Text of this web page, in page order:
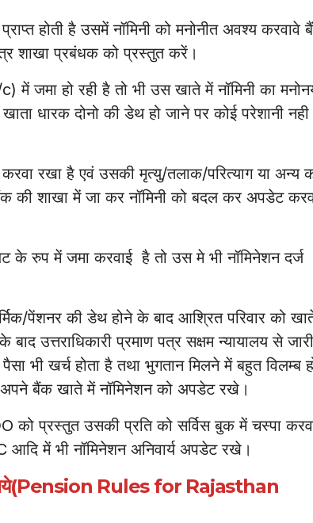
होती है उसमें नॉमिनी को मनोनीत अवश्य करवावे
शाखा प्रबंधक को प्रस्तुत करें।
हो रही है तो भी उस खाते में नॉमिनी का
धारक दोनो की डेथ हो जाने पर कोई परेशानी नही
रखा है एवं उसकी मृत्यु/तलाक/परित्याग या अन्य
की शाखा में जा कर नॉमिनी को बदल कर अपडेट
के रुप में जमा करवाई है तो उस मे भी नॉमिनेशन दर्ज
पेंशनर की डेथ होने के बाद आश्रित परिवार को
उत्तराधिकारी प्रमाण पत्र सक्षम न्यायालय से जारी
भी खर्च होता है तथा भुगतान मिलने में बहुत विलम्ब
बैंक खाते में नॉमिनेशन को अपडेट रखे।
को प्रस्तुत उसकी प्रति को सर्विस बुक में चस्पा
में भी नॉमिनेशन अनिवार्य अपडेट रखे।
Rules for Rajasthan